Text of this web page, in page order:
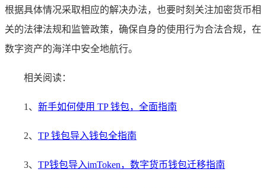
根据具体情况采取相应的解决办法，也要时刻关注加密货币相
关的法律法规和监管政策，确保自身的使用行为合法合规，在
数字资产的海洋中安全地航行。
相关阅读：
1、 新手如何使用 TP 钱包，全面指南
2、 TP 钱包导入钱包全指南
3、 TP钱包导入imToken，数字货币钱包迁移指南